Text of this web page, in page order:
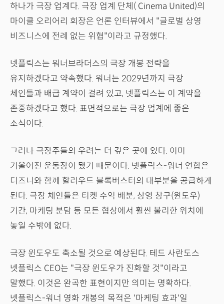
하나가 극장 업계다. 극장 업계 단체( Cinema United)의
마이클 오리어리 회장은 언론 인터뷰에서 "글로벌 상영
비즈니스에 전례 없는 위협"이라고 규정했다.
넷플릭스는 워너브라더스의 극장 개봉 전략을
유지하겠다고 약속했다. 워너는 2029년까지 극장
체인들과 배급 계약이 걸려 있고, 넷플릭스는 이 계약을
존중하겠다고 했다. 표면적으로는 극장 업계에 좋은
소식이다.
그러나 극장주들의 우려는 더 깊은 곳에 있다. 이미
기울어진 운동장이 됐기 때문이다. 넷플릭스-워너 연합은
디즈니와 함께 할리우드 블록버스터의 대부분을 공급하게
된다. 극장 체인들은 티켓 수익 배분, 상영 창구(윈도우)
기간, 마케팅 분담 등 모든 협상에서 훨씬 불리한 위치에
놓일 수밖에 없다.
극장 윈도우도 축소될 것으로 예상된다. 테드 사란도스
넷플릭스 CEO는 "극장 윈도우가 진화할 것"이라고
말했다. 이것은 완곡한 표현이지만 의미는 명확하다.
넷플릭스-워너 영화 개봉의 목적은 '마케팅 효과'일